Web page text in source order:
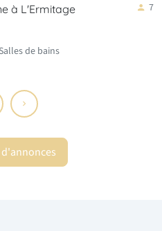
3* Saline Les…
6
de bains